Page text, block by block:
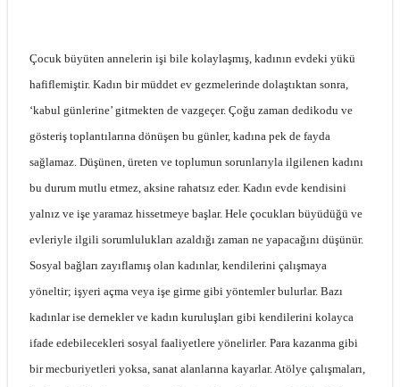
Çocuk büyüten annelerin işi bile kolaylaşmış, kadının evdeki yükü
hafiflemiştir. Kadın bir müddet ev gezmelerinde dolaştıktan sonra,
‘kabul günlerine’ gitmekten de vazgeçer. Çoğu zaman dedikodu ve
gösteriş toplantılarına dönüşen bu günler, kadına pek de fayda
sağlamaz. Düşünen, üreten ve toplumun sorunlarıyla ilgilenen kadını
bu durum mutlu etmez, aksine rahatsız eder. Kadın evde kendisini
yalnız ve işe yaramaz hissetmeye başlar. Hele çocukları büyüdüğü ve
evleriyle ilgili sorumlulukları azaldığı zaman ne yapacağını düşünür.
Sosyal bağları zayıflamış olan kadınlar, kendilerini çalışmaya
yöneltir; işyeri açma veya işe girme gibi yöntemler bulurlar. Bazı
kadınlar ise dernekler ve kadın kuruluşları gibi kendilerini kolayca
ifade edebilecekleri sosyal faaliyetlere yönelirler. Para kazanma gibi
bir mecburiyetleri yoksa, sanat alanlarına kayarlar. Atölye çalışmaları,